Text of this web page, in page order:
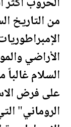
من التاريخ
الأراضي
السلام
على فرض
الروماني"